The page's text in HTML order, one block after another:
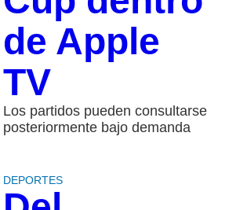
de Apple
TV
Los partidos pueden consultarse
posteriormente bajo demanda
DEPORTES